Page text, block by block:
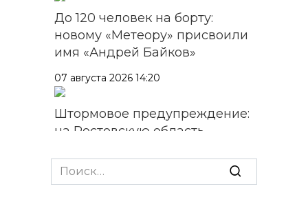
До 120 человек на борту:
новому «Метеору» присвоили
имя «Андрей Байков»
07 августа 2026 14:20
Штормовое предупреждение:
на Ростовскую область
07 августа 2026 13:59
Search
for: